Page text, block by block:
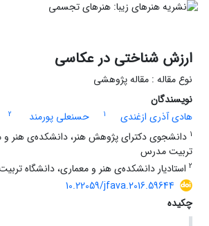
ارزش شناختی در عکاسی
نوع مقاله : مقاله پژوهشی
نویسندگان
هادی آذری ازغندی
1 حسنعلی پورمند
2
1 دانشجوی دکترای پژوهش هنر، دانشکده‌ی هنر و
تربیت مدرس
2 استادیار دانشکده‌ی هنر و معماری، دانشگاه
10.22059/jfava.2016.59644
چکیده